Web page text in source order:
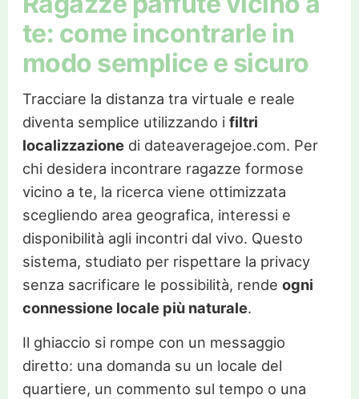
te: come incontrarle in
modo semplice e sicuro
Tracciare la distanza tra virtuale e reale
diventa semplice utilizzando i filtri
localizzazionedi dateaveragejoe.com. Per
chi desidera incontrare ragazze formose
vicino a te, la ricerca viene ottimizzata
scegliendo area geografica, interessi e
disponibilità agli incontri dal vivo. Questo
sistema, studiato per rispettare la privacy
senza sacrificare le possibilità, rende ogni
connessione locale più naturale.
Il ghiaccio si rompe con un messaggio
diretto: una domanda su un locale del
quartiere, un commento sul tempo o una